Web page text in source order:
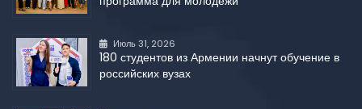
Июль 31, 2026
180 студентов из Армении начнут обучение в
российских вузах